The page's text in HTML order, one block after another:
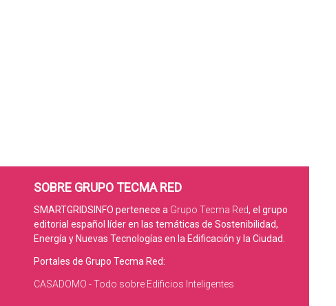
SOBRE GRUPO TECMA RED
SMARTGRIDSINFO pertenece a Grupo Tecma Red, el grupo
editorial español líder en las temáticas de Sostenibilidad,
Energía y Nuevas Tecnologías en la Edificación y la Ciudad.
Portales de Grupo Tecma Red:
CASADOMO - Todo sobre Edificios Inteligentes